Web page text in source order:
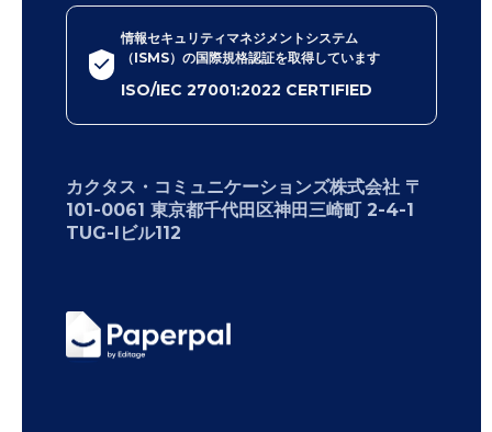
情報セキュリティマネジメントシステム
（ISMS）の国際規格認証を取得しています
ISO/IEC 27001:2022 CERTIFIED
カクタス・コミュニケーションズ株式会社 〒
101-0061 東京都千代田区神田三崎町 2-4-1
TUG-Iビル112